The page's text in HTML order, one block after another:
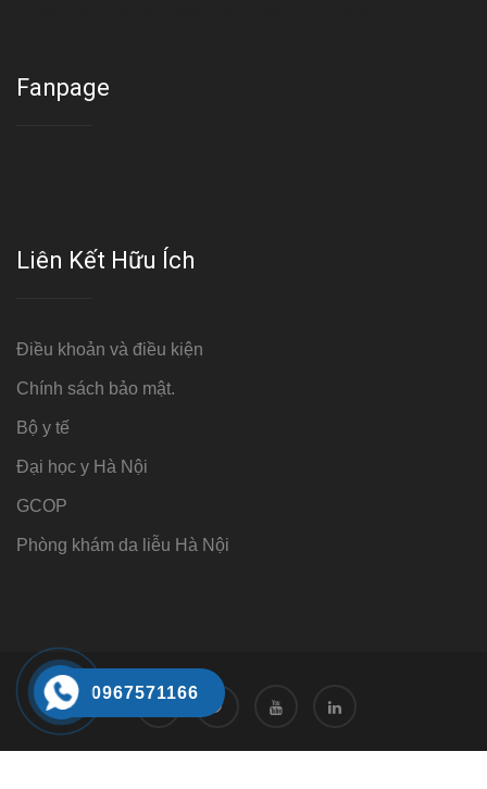
Fanpage
Liên Kết Hữu Ích
Điều khoản và điều kiện
Chính sách bảo mật.
Bộ y tế
Đại học y Hà Nội
GCOP
Phòng khám da liễu Hà Nội
0967571166